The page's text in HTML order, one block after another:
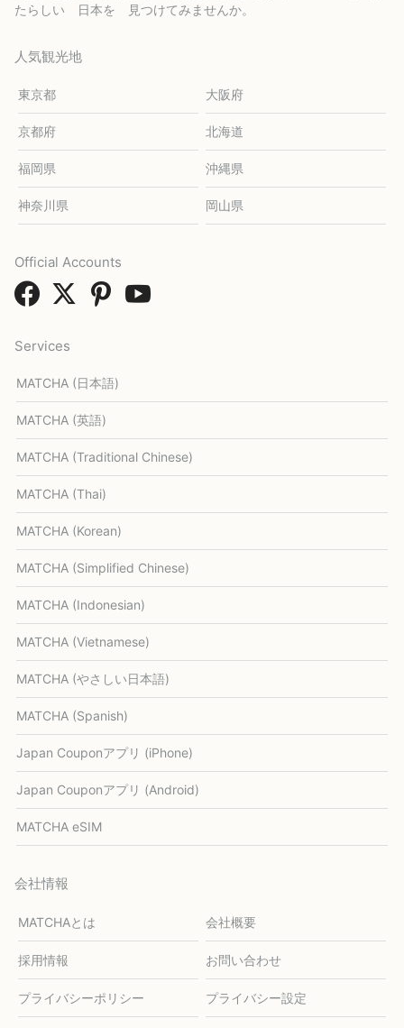
たらしい 日本を 見つけてみませんか。
人気観光地
東京都 大阪府
京都府 北海道
福岡県 沖縄県
神奈川県 岡山県
Services
MATCHA (日本語)
MATCHA (英語)
MATCHA (Traditional Chinese)
MATCHA (Thai)
MATCHA (Korean)
MATCHA (Simplified Chinese)
MATCHA (Indonesian)
MATCHA (Vietnamese)
MATCHA (やさしい日本語)
MATCHA (Spanish)
Japan Couponアプリ (iPhone)
Japan Couponアプリ (Android)
MATCHA eSIM
会社情報
MATCHAとは 会社概要
採用情報 お問い合わせ
プライバシーポリシー プライバシー設定
Official Accounts